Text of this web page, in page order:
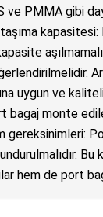
ve PMMA gibi
uygun ve
bagaj monte
gereksinimleri:
hem de port